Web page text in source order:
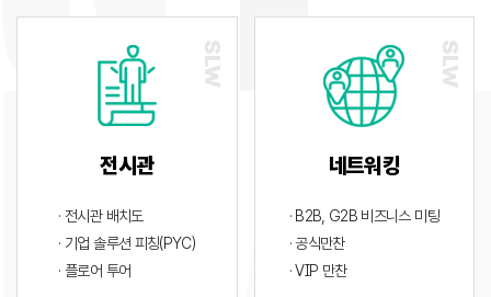
전시관
· 전시관 배치도
· 기업 솔루션 피칭(PYC)
· 플로어 투어
네트워킹
· B2B, G2B 비즈니스 미팅
· 공식만찬
· VIP 만찬